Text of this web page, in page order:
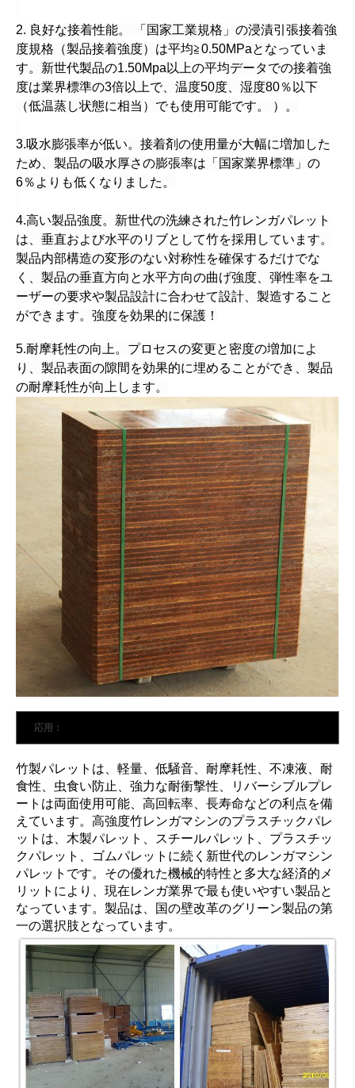
2. 良好な接着性能。 「国家工業規格」の浸漬引張接着強
度規格（製品接着強度）は平均≧0.50MPaとなっていま
す。新世代製品の1.50Mpa以上の平均データでの接着強
度は業界標準の3倍以上で、温度50度、湿度80％以下
（低温蒸し状態に相当）でも使用可能です。 ）。
3.吸水膨張率が低い。接着剤の使用量が大幅に増加した
ため、製品の吸水厚さの膨張率は「国家業界標準」の
6％よりも低くなりました。
4.高い製品強度。新世代の洗練された竹レンガパレット
は、垂直および水平のリブとして竹を採用しています。
製品内部構造の変形のない対称性を確保するだけでな
く、製品の垂直方向と水平方向の曲げ強度、弾性率をユ
ーザーの要求や製品設計に合わせて設計、製造すること
ができます。強度を効果的に保護！
5.耐摩耗性の向上。プロセスの変更と密度の増加によ
り、製品表面の隙間を効果的に埋めることができ、製品
の耐摩耗性が向上します。
応用：
竹製パレットは、軽量、低騒音、耐摩耗性、不凍液、耐
食性、虫食い防止、強力な耐衝撃性、リバーシブルプレ
ートは両面使用可能、高回転率、長寿命などの利点を備
えています。高強度竹レンガマシンのプラスチックパレ
ットは、木製パレット、スチールパレット、プラスチッ
クパレット、ゴムパレットに続く新世代のレンガマシン
パレットです。その優れた機械的特性と多大な経済的メ
リットにより、現在レンガ業界で最も使いやすい製品と
なっています。製品は、国の壁改革のグリーン製品の第
一の選択肢となっています。